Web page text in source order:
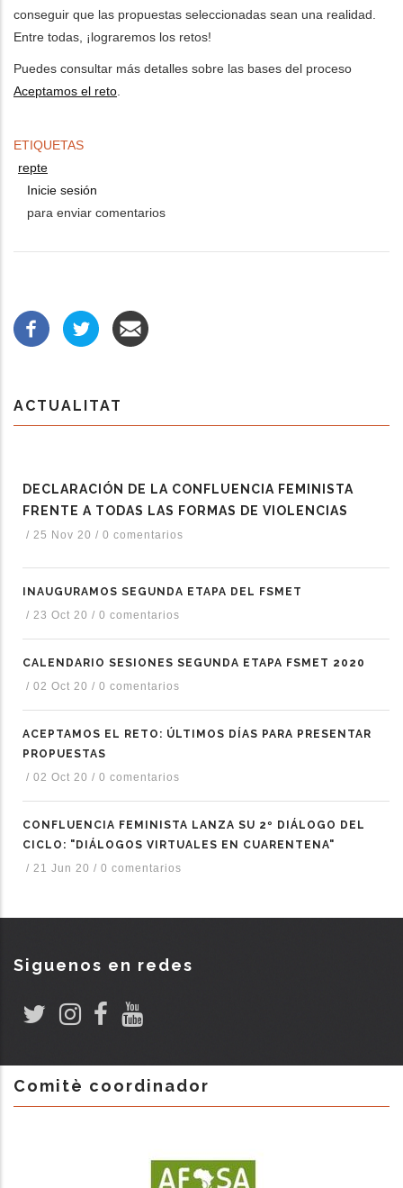
conseguir que las propuestas seleccionadas sean una realidad.
Entre todas, ¡lograremos los retos!
Puedes consultar más detalles sobre las bases del proceso
Aceptamos el reto
ETIQUETAS
repte
Inicie sesión
para enviar comentarios
ACTUALITAT
DECLARACIÓN DE LA CONFLUENCIA FEMINISTA
FRENTE A TODAS LAS FORMAS DE VIOLENCIAS
/ 25 Nov 20 / 0 comentarios
INAUGURAMOS SEGUNDA ETAPA DEL FSMET
/ 23 Oct 20 / 0 comentarios
CALENDARIO SESIONES SEGUNDA ETAPA FSMET 2020
/ 02 Oct 20 / 0 comentarios
ACEPTAMOS EL RETO: ÚLTIMOS DÍAS PARA PRESENTAR
PROPUESTAS
/ 02 Oct 20 / 0 comentarios
CONFLUENCIA FEMINISTA LANZA SU 2º DIÁLOGO DEL
CICLO: "DIÁLOGOS VIRTUALES EN CUARENTENA"
/ 21 Jun 20 / 0 comentarios
Siguenos en redes
Comitè coordinador